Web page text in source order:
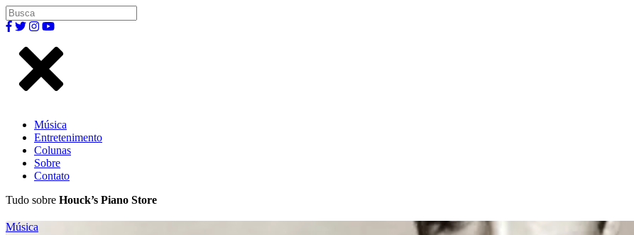
Música
Entretenimento
Colunas
Sobre
Contato
Tudo sobre Houck’s Piano Store
Música